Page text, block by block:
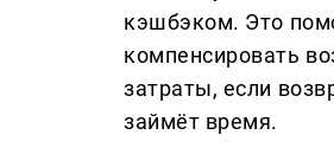
кэшбэком. Это
компенсировать
затраты, если
займёт время.